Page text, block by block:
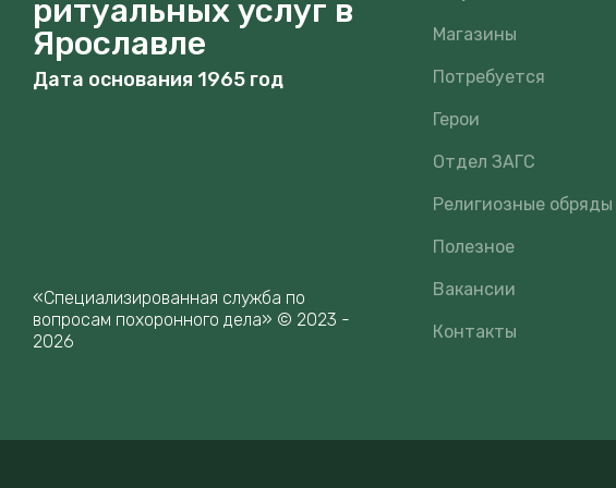
ритуальных услуг в
Ярославле
Дата основания 1965 год
«Специализированная служба по
вопросам похоронного дела» © 2023 -
2026
Магазины
Потребуется
Герои
Отдел ЗАГС
Религиозные обряды
Полезное
Вакансии
Контакты